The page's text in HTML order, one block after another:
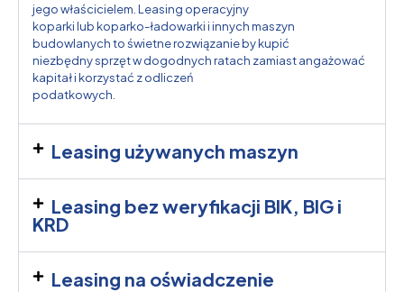
jego właścicielem. Leasing operacyjny
koparki lub koparko-ładowarki i innych maszyn
budowlanych to świetne rozwiązanie by kupić
niezbędny sprzęt w dogodnych ratach zamiast angażować
kapitał i korzystać z odliczeń
podatkowych.
Leasing używanych maszyn
Leasing bez weryfikacji BIK, BIG i
KRD
Leasing na oświadczenie